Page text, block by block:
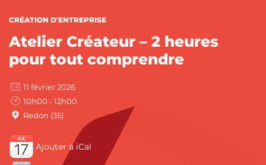
CATÉGORIES :
CRÉATION D'ENTREPRISE
Atelier Créateur – 2 heures
pour tout comprendre
11 février 2026
10h00 - 12h00
Redon (35)
Ajouter à iCal